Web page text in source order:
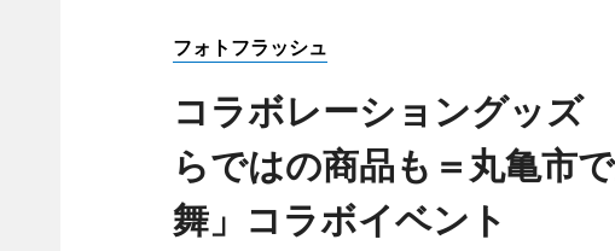
フォトフラッシュ
コラボレーショングッズ
らではの商品も＝丸亀市
舞」コラボイベント